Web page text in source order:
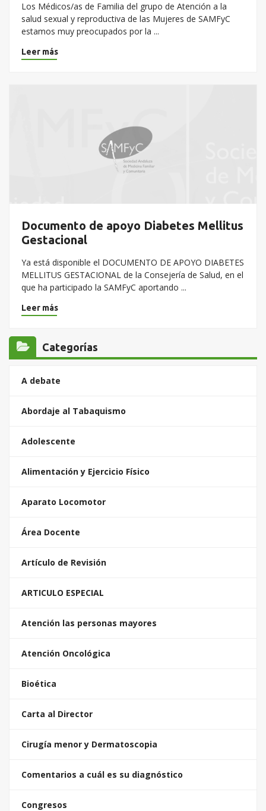
Los Médicos/as de Familia del grupo de Atención a la
salud sexual y reproductiva de las Mujeres de SAMFyC
estamos muy preocupados por la ...
Leer más
Documento de apoyo Diabetes Mellitus
Gestacional
Ya está disponible el DOCUMENTO DE APOYO DIABETES
MELLITUS GESTACIONAL de la Consejería de Salud, en el
que ha participado la SAMFyC aportando ...
Leer más
Categorías
A debate
Abordaje al Tabaquismo
Adolescente
Alimentación y Ejercicio Físico
Aparato Locomotor
Área Docente
Artículo de Revisión
ARTICULO ESPECIAL
Atención las personas mayores
Atención Oncológica
Bioética
Carta al Director
Cirugía menor y Dermatoscopia
Comentarios a cuál es su diagnóstico
Congresos